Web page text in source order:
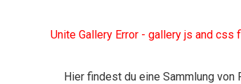
Unite Gallery Error - gallery js and
Hier findest du eine Sammlung von